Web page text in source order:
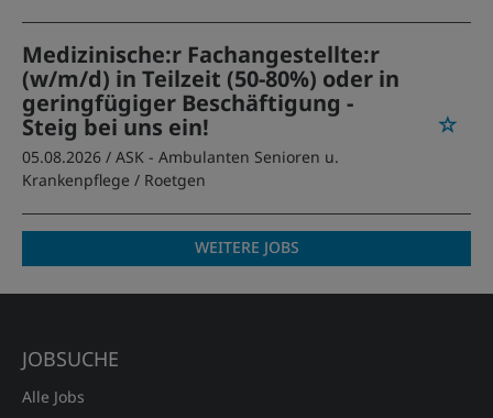
Medizinische:r Fachangestellte:r
(w/m/d) in Teilzeit (50-80%) oder in
geringfügiger Beschäftigung -
Steig bei uns ein!
05.08.2026 / ASK - Ambulanten Senioren u.
Krankenpflege / Roetgen
WEITERE JOBS
JOBSUCHE
Alle Jobs